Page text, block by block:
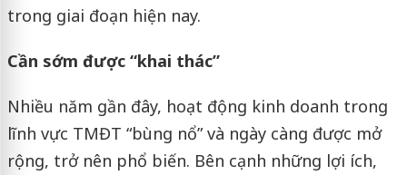
trong giai đoạn hiện nay.
Cần sớm được “khai thác”
Nhiều năm gần đây, hoạt động kinh doanh trong
lĩnh vực TMĐT “bùng nổ” và ngày càng được mở
rộng, trở nên phổ biến. Bên cạnh những lợi ích,